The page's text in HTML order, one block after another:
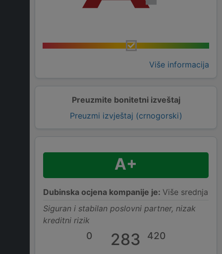
Više informacija
Preuzmite bonitetni izveštaj
Preuzmi izvještaj (crnogorski)
A+
Dubinska ocjena kompanije je: Više srednja
Siguran i stabilan poslovni partner, nizak
kreditni rizik
0 283 420